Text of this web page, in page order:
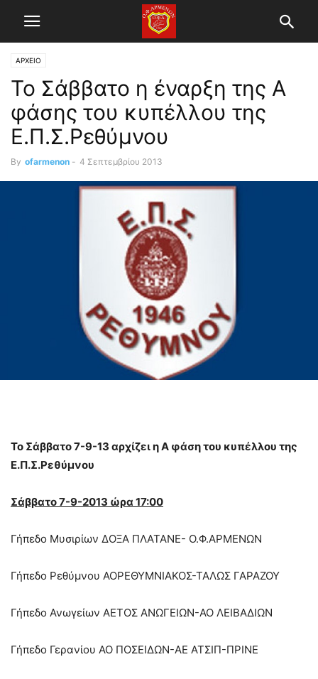
ΑΡΧΕΙΟ
Το Σάββατο η έναρξη της Α
φάσης του κυπέλλου της
Ε.Π.Σ.Ρεθύμνου
By ofarmenon - 4 Σεπτεμβρίου 2013
Το Σάββατο 7-9-13 αρχίζει η Α φάση του κυπέλλου της
Ε.Π.Σ.Ρεθύμνου
Σάββατο 7-9-2013 ώρα 17:00
Γήπεδο Μυσιρίων ΔΟΞΑ ΠΛΑΤΑΝΕ- Ο.Φ.ΑΡΜΕΝΩΝ
Γήπεδο Ρεθύμνου ΑΟΡΕΘΥΜΝΙΑΚΟΣ-ΤΑΛΩΣ ΓΑΡΑΖΟΥ
Γήπεδο Ανωγείων ΑΕΤΟΣ ΑΝΩΓΕΙΩΝ-ΑΟ ΛΕΙΒΑΔΙΩΝ
Γήπεδο Γερανίου ΑΟ ΠΟΣΕΙΔΩΝ-ΑΕ ΑΤΣΙΠ-ΠΡΙΝΕ